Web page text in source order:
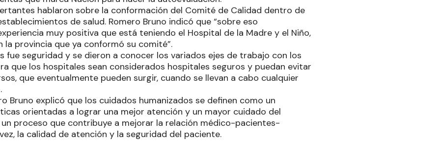
hablaron sobre la conformación del Comité de Calidad dentro de
de salud. Romero Bruno indicó que “sobre eso
muy positiva que está teniendo el Hospital de la Madre y el Niño,
la provincia que ya conformó su comité”.
fue seguridad y se dieron a conocer los variados ejes de trabajo con los
que los hospitales sean considerados hospitales seguros y puedan evitar
que eventualmente pueden surgir, cuando se llevan a cabo cualquier
Bruno explicó que los cuidados humanizados se definen como un
orientadas a lograr una mejor atención y un mayor cuidado del
proceso que contribuye a mejorar la relación médico-pacientes-
la calidad de atención y la seguridad del paciente.